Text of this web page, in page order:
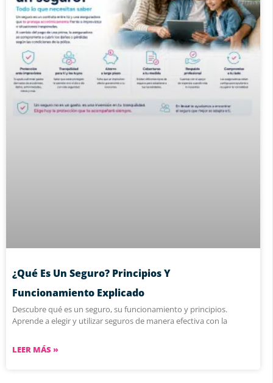
¿Qué Es Un Seguro? Principios Y
Funcionamiento Explicado
Descubre qué es un seguro, su funcionamiento y principios.
Aprende a elegir y utilizar seguros de manera efectiva con la
LEER MÁS »